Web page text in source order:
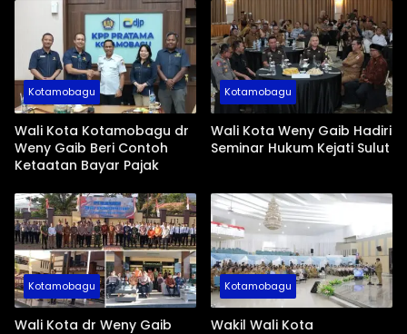
Kotamobagu
Wali Kota Kotamobagu dr
Weny Gaib Beri Contoh
Ketaatan Bayar Pajak
Kotamobagu
Wali Kota Weny Gaib Hadiri
Seminar Hukum Kejati Sulut
Kotamobagu
Wali Kota dr Weny Gaib
Kotamobagu
Wakil Wali Kota